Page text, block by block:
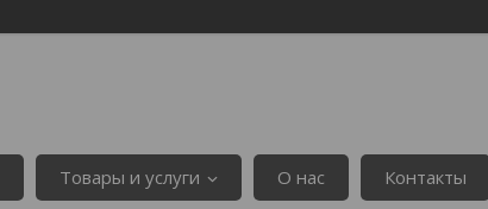
Товары и услуги О нас Контакты